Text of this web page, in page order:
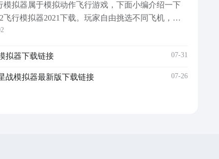
模拟器属于模拟动作飞行游戏，下面小编介绍一下
飞行模拟器2021下载。玩家自由挑选不同飞机，在
景中冒险，体验真实物理模拟飞行，享受超现实主
拟器下载链接 07-31
战模拟器最新版下载链接 07-26